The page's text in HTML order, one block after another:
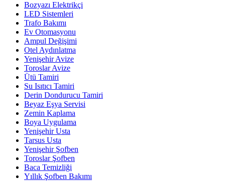
Bozyazı Elektrikçi
LED Sistemleri
Trafo Bakımı
Ev Otomasyonu
Ampul Değişimi
Otel Aydınlatma
Yenişehir Avize
Toroslar Avize
Ütü Tamiri
Su Isıtıcı Tamiri
Derin Dondurucu Tamiri
Beyaz Eşya Servisi
Zemin Kaplama
Boya Uygulama
Yenişehir Usta
Tarsus Usta
Yenişehir Şofben
Toroslar Şofben
Baca Temizliği
Yıllık Şofben Bakımı